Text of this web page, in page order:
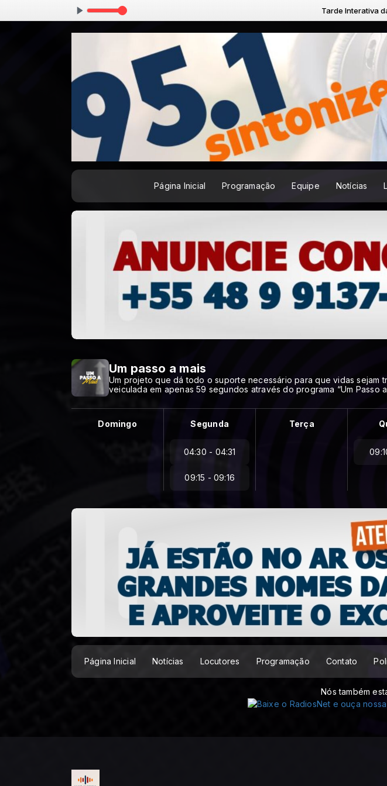
Tarde Interativa das 14:00
Página Inicial Programação Equipe Notícias
Um passo a mais
Um projeto que dá todo o suporte necessário para que vidas sejam
veiculada em apenas 59 segundos através do programa “Um Passo a
Domingo Segunda
04:30 - 04:31
09:15 - 09:16
Terça
Página Inicial Notícias Locutores Programação Contato
Nós também